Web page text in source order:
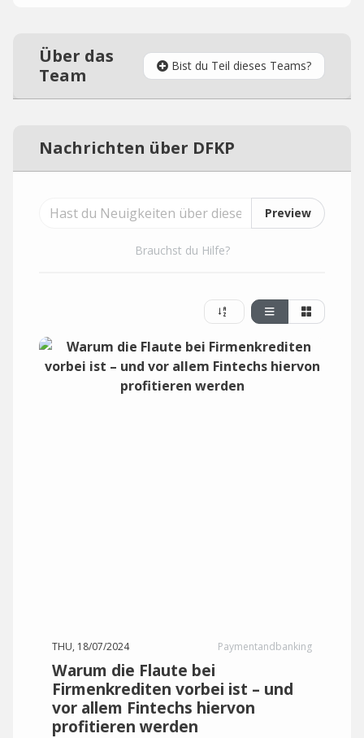
Über das
Team
Bist du Teil dieses Teams?
Nachrichten über DFKP
Preview
Brauchst du Hilfe?
THU, 18/07/2024 Paymentandbanking
Warum die Flaute bei
Firmenkrediten vorbei ist – und
vor allem Fintechs hiervon
profitieren werden